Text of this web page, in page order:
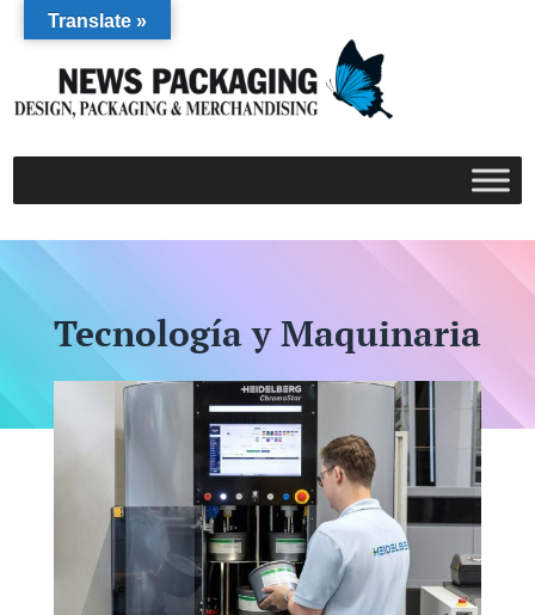
Tecnología y Maquinaria
Translate »